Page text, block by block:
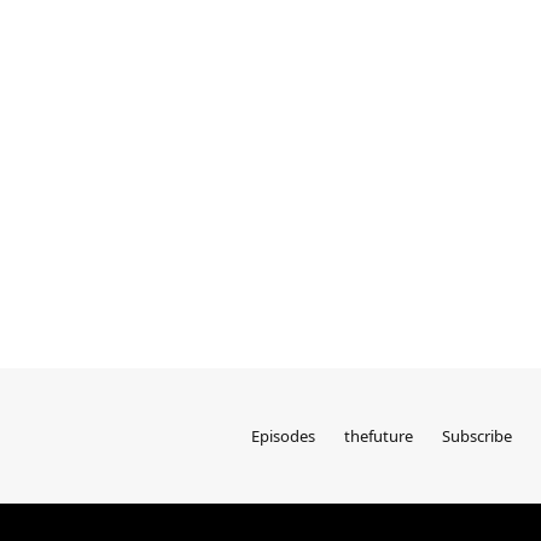
Episodes thefuture Subscribe